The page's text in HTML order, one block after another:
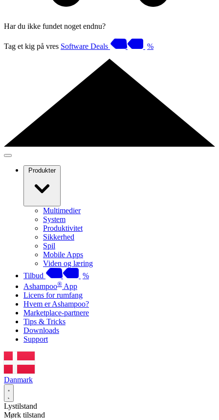
Har du ikke fundet noget endnu?
Tag et kig på vres Software Deals %
Produkter
Multimedier
System
Produktivitet
Sikkerhed
Spil
Mobile Apps
Viden og læring
Tilbud
%
Ashampoo® App
Licens for rumfang
Hvem er Ashampoo?
Marketplace-partnere
Tips & Tricks
Downloads
Support
Danmark
Lystilstand
Mørk tilstand